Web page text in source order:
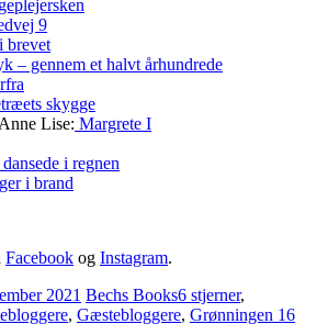
9
brevet
– gennem et halvt århundrede
skygge
Lise: Margrete I
i regnen
i brand
Facebook og Instagram.
2021 Bechs Books6 stjerner,
, Gæstebloggere, Grønningen 16